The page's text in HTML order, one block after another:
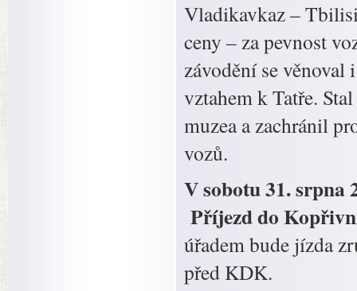
Vladikavkaz –
ceny – za pevnost
závodění se
vztahem k Tatře.
muzea a zachránil
vozů.
V sobotu 31. srpna
Příjezd do
úřadem bude jízda
před KDK.